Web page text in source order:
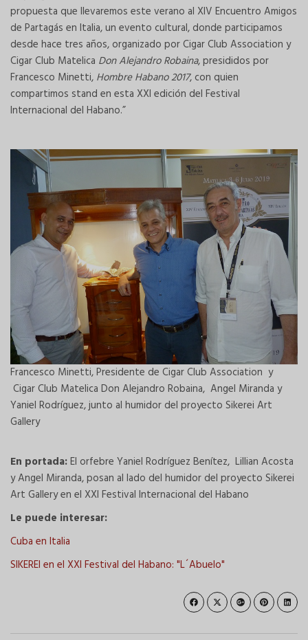
propuesta que llevaremos este verano al XIV Encuentro Amigos
de Partagás en Italia, un evento cultural, donde participamos
desde hace tres años, organizado por Cigar Club Association y
Cigar Club Matelica Don Alejandro Robaina, presididos por
Francesco Minetti, Hombre Habano 2017, con quien
compartimos stand en esta XXI edición del Festival
Internacional del Habano.”
Francesco Minetti, Presidente de Cigar Club Association y
Cigar Club Matelica Don Alejandro Robaina, Angel Miranda y
Yaniel Rodríguez, junto al humidor del proyecto Sikerei Art
Gallery
En portada:El orfebre Yaniel Rodríguez Benítez, Lillian Acosta
y Angel Miranda, posan al lado del humidor del proyecto Sikerei
Art Gallery en el XXI Festival Internacional del Habano
Le puede interesar:
Cuba en Italia
SIKEREI en el XXI Festival del Habano: "L´Abuelo"